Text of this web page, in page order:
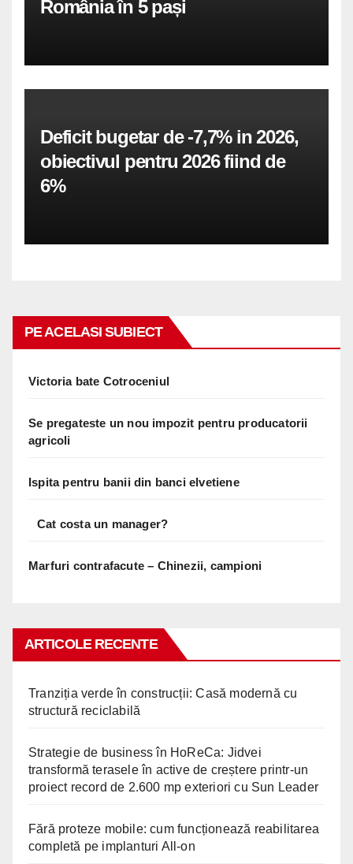
România în 5 pași
Deficit bugetar de -7,7% in 2026,
obiectivul pentru 2026 fiind de
6%
PE ACELASI SUBIECT
Victoria bate Cotroceniul
Se pregateste un nou impozit pentru producatorii
agricoli
Ispita pentru banii din banci elvetiene
Cat costa un manager?
Marfuri contrafacute – Chinezii, campioni
ARTICOLE RECENTE
Tranziția verde în construcții: Casă modernă cu
structură reciclabilă
Strategie de business în HoReCa: Jidvei
transformă terasele în active de creștere printr-un
proiect record de 2.600 mp exteriori cu Sun Leader
Fără proteze mobile: cum funcționează reabilitarea
completă pe implanturi All-on